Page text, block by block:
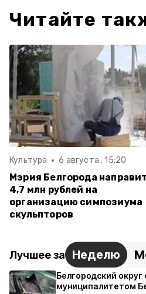
Читайте
Культура 6 августа , 15:20
Мэрия Белгорода направит
4,7 млн рублей на
организацию симпозиума
скульпторов
Лучшее за Неделю
Белгородский
муниципалитетом